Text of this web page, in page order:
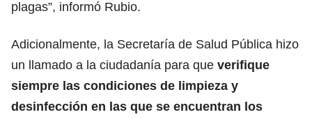
plagas”, informó Rubio.
Adicionalmente, la Secretaría de Salud Pública hizo
un llamado a la ciudadanía para que verifique
siempre las condiciones de limpieza y
desinfección en las que se encuentran los